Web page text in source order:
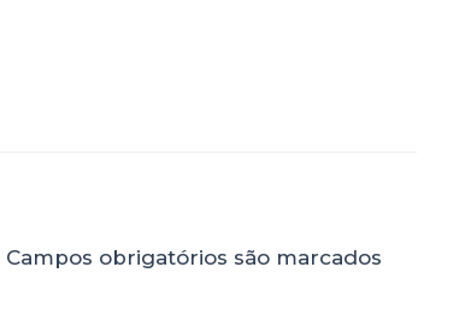
Campos obrigatórios são marcados